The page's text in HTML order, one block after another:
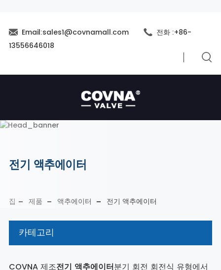
Email:sales1@covnamall.com
전화 :+86-
13556646018
전기 액추에이터
집 제품 액추에이터 전기 액추에이터
카테고리
COVNA 제조전기 액추에이터분기 회전 회전식 유형에서